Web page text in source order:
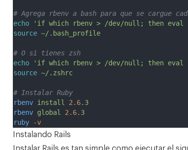
# Agrega rbenv a bash para que se cargue
echo
'if which rbenv > /dev/null; then
source ~/.bash_profile
# O si tienes zsh
echo
'if which rbenv > /dev/null; then
source ~/.zshrc
# Instalar Ruby
rbenv install 2.6.3
rbenv global 2.6.3
ruby
-v
Instalando Rails